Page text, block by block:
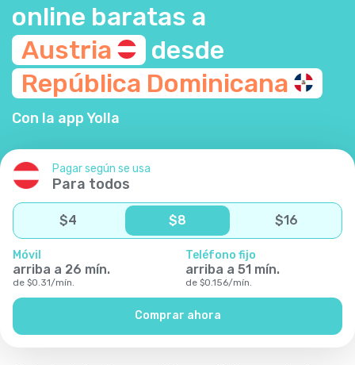
online baratas a
Austria
desde
República Dominicana
Con la app Yolla
Pagar según se usa
Para todos
$4 $8 $16
Móvil
arriba a 26 mín.
de $0.31/mín.
Teléfono fijo
arriba a 51 mín.
de $0.156/mín.
Comprar ahora